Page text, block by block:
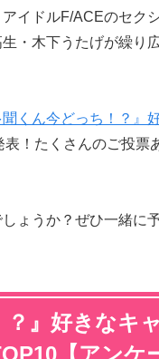
イドルF/ACEのセク
・木下うたげが繰り
聞くん今どっち！？』
表！たくさんのご投票
ょうか？ぜひ一緒に
？』好きなキ
【アンケ